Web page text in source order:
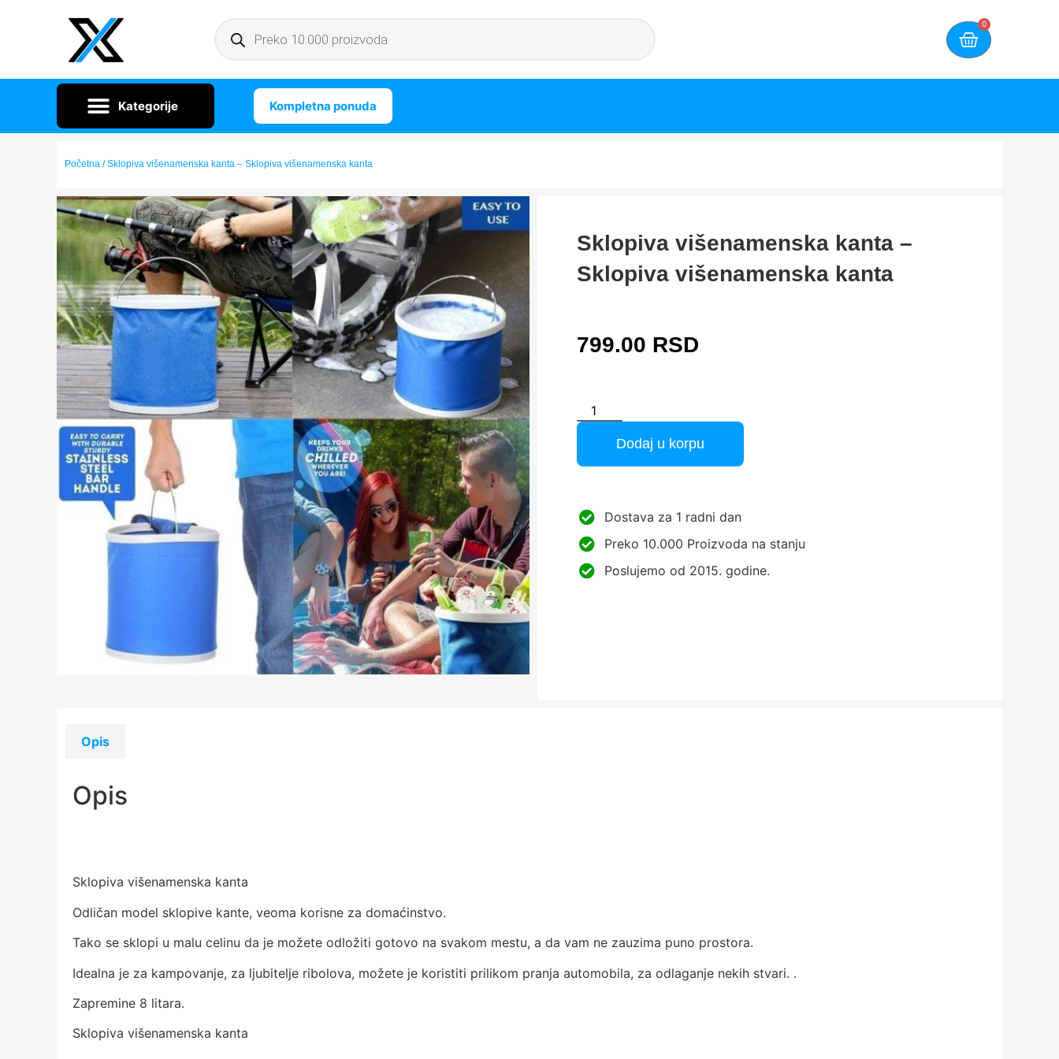
0
Kompletna ponuda
Početna / Sklopiva višenamenska kanta – Sklopiva višenamenska kanta
Sklopiva višenamenska kanta –
Sklopiva višenamenska kanta
799.00 RSD
Dodaj u korpu
Dostava za 1 radni dan
Preko 10.000 Proizvoda na stanju
Poslujemo od 2015. godine.
Opis
Opis
Sklopiva višenamenska kanta
Odličan model sklopive kante, veoma korisne za domaćinstvo.
Tako se sklopi u malu celinu da je možete odložiti gotovo na svakom mestu, a da vam ne zauzima puno prostora.
Idealna je za kampovanje, za ljubitelje ribolova, možete je koristiti prilikom pranja automobila, za odlaganje nekih stvari. .
Zapremine 8 litara.
Sklopiva višenamenska kanta